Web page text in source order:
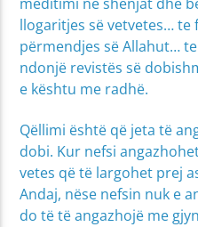
llogaritjes së vetvetes… te
përmendjes së Allahut…
ndonjë revistës së
e kështu me radhë.
Qëllimi është që jeta të
dobi. Kur nefsi
vetes që të largohet prej
Andaj, nëse nefsin nuk e
do të të angazhojë me